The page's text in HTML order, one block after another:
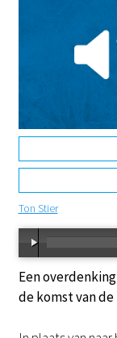
Ton Stier
Een
de komst van